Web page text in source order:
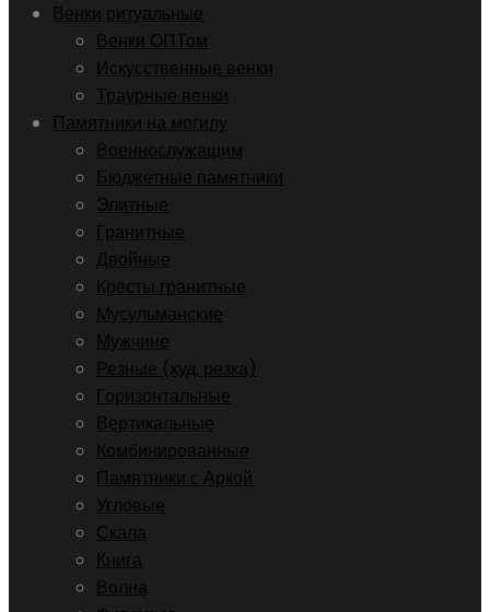
Венки ритуальные
Венки ОПТом
Искусственные венки
Траурные венки
Памятники на могилу
Военнослужащим
Бюджетные памятники
Элитные
Гранитные
Двойные
Кресты гранитные
Мусульманские
Мужчине
Резные (худ. резка)
Горизонтальные
Вертикальные
Комбинированные
Памятники с Аркой
Угловые
Скала
Книга
Волна